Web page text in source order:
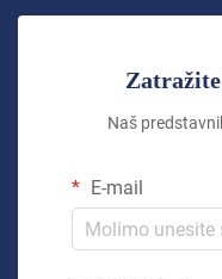
Naš
E-mail